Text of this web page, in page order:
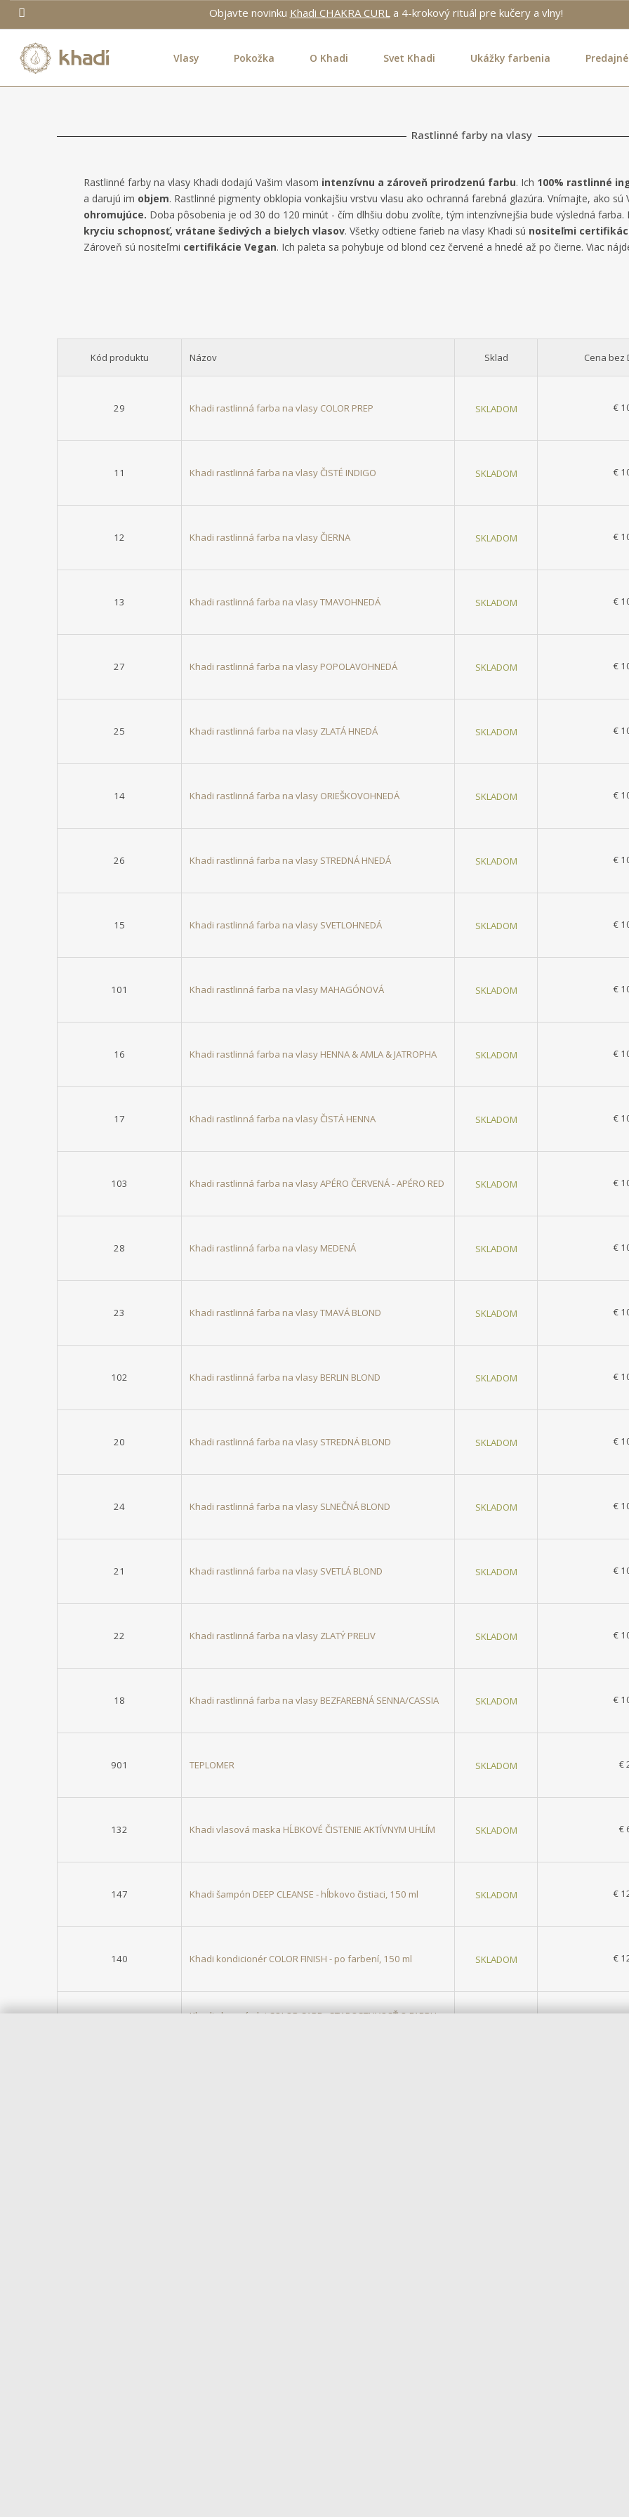
Objavte novinku Khadi CHAKRA CURLa 4-krokový rituál pre kučery a vlny!
Vlasy Pokožka O Khadi Svet Khadi Ukážky farbenia
Rastlinné farby na vlasy
Rastlinné farby na vlasy Khadi dodajú Vašim vlasom intenzívnu a zároveň prirodzenú farbu. Ich 100% rastlinné
a darujú im objem. Rastlinné pigmenty obklopia vonkajšiu vrstvu vlasu ako ochranná farebná glazúra. Vnímajte, ako sú
ohromujúce. Doba pôsobenia je od 30 do 120 minút - čím dlhšiu dobu zvolíte, tým intenzívnejšia bude výsledná farba.
kryciu schopnosť, vrátane šedivých a bielych vlasov. Všetky odtiene farieb na vlasy Khadi sú nositeľmi
Zároveň sú nositeľmi certifikácie Vegan. Ich paleta sa pohybuje od blond cez červené a hnedé až po čierne. Viac
Kód produktu Názov Sklad Cena bez
29 Khadi rastlinná farba na vlasy COLOR PREP SKLADOM €
11 Khadi rastlinná farba na vlasy ČISTÉ INDIGO SKLADOM €
12 Khadi rastlinná farba na vlasy ČIERNA SKLADOM €
13 Khadi rastlinná farba na vlasy TMAVOHNEDÁ SKLADOM €
27 Khadi rastlinná farba na vlasy POPOLAVOHNEDÁ SKLADOM €
25 Khadi rastlinná farba na vlasy ZLATÁ HNEDÁ SKLADOM €
14 Khadi rastlinná farba na vlasy ORIEŠKOVOHNEDÁ SKLADOM €
26 Khadi rastlinná farba na vlasy STREDNÁ HNEDÁ SKLADOM €
15 Khadi rastlinná farba na vlasy SVETLOHNEDÁ SKLADOM €
101 Khadi rastlinná farba na vlasy MAHAGÓNOVÁ SKLADOM €
16 Khadi rastlinná farba na vlasy HENNA & AMLA & JATROPHA SKLADOM €
17 Khadi rastlinná farba na vlasy ČISTÁ HENNA SKLADOM €
103 Khadi rastlinná farba na vlasy APÉRO ČERVENÁ - APÉRO RED SKLADOM €
28 Khadi rastlinná farba na vlasy MEDENÁ SKLADOM €
23 Khadi rastlinná farba na vlasy TMAVÁ BLOND SKLADOM €
102 Khadi rastlinná farba na vlasy BERLIN BLOND SKLADOM €
20 Khadi rastlinná farba na vlasy STREDNÁ BLOND SKLADOM €
24 Khadi rastlinná farba na vlasy SLNEČNÁ BLOND SKLADOM €
21 Khadi rastlinná farba na vlasy SVETLÁ BLOND SKLADOM €
22 Khadi rastlinná farba na vlasy ZLATÝ PRELIV SKLADOM €
18 Khadi rastlinná farba na vlasy BEZFAREBNÁ SENNA/CASSIA SKLADOM €
901 TEPLOMER SKLADOM €
132 Khadi vlasová maska HĹBKOVÉ ČISTENIE AKTÍVNYM UHLÍM SKLADOM €
147 Khadi šampón DEEP CLEANSE - hĺbkovo čistiaci, 150 ml SKLADOM €
140 Khadi kondicionér COLOR FINISH - po farbení, 150 ml SKLADOM €
Khadi vlasový olej COLOR CARE - STAROSTLIVOSŤ O FARBU,